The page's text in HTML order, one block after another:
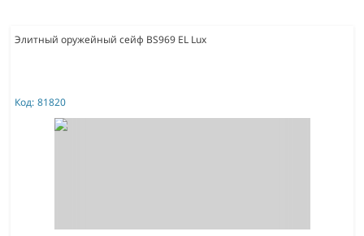
Элитный оружейный сейф BS969 EL Lux
Код: 81820